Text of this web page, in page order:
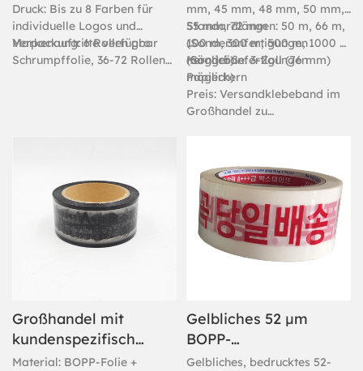
Druck: Bis zu 8 Farben für
individuelle Logos und
Markenauftritte verfügbar
Verpackung: 6 Rollen pro
Schrumpffolie, 36-72 Rollen
mm, 45 mm, 48 mm, 50 mm,
55 mm, 72 mm
(Sonderanfertigungen
möglich)
Standardlängen: 50 m, 66 m,
100 m, 300 m, 500 m, 1000 m
(Sonderanfertigungen
möglich)
Kerngröße: 3-Zoll (76 mm)
Papierkern
Preis: Versandklebeband im
Großhandel zu
Großhandel mit
kundenspezifischen
BOPP-
Material: BOPP-Folie +
Gelbliches 52 µm
BOPP-
Verpackungsband
Gelbliches, bedrucktes 52-